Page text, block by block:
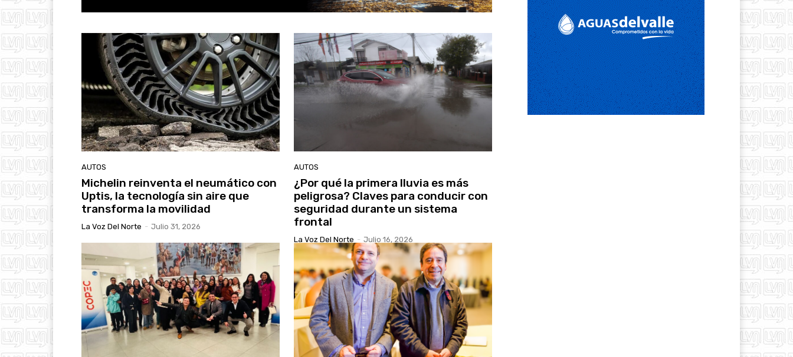
AUTOS
Michelin reinventa el neumático con
Uptis, la tecnología sin aire que
transforma la movilidad
La Voz Del Norte - Julio 31, 2026
AUTOS
¿Por qué la primera lluvia es más
peligrosa? Claves para conducir con
seguridad durante un sistema
frontal
La Voz Del Norte - Julio 16, 2026